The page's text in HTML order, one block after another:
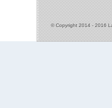
© Copyright 2014 - 2016